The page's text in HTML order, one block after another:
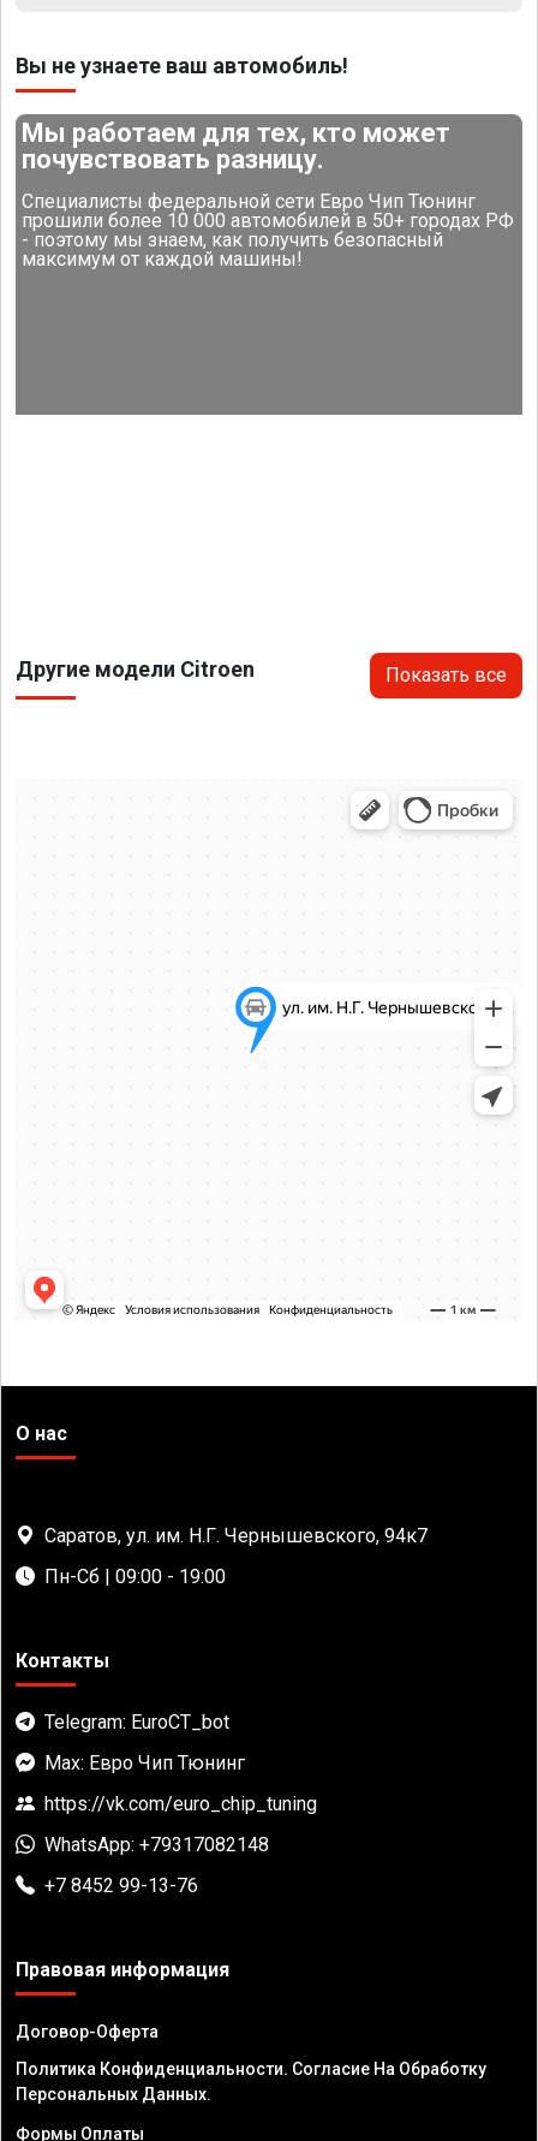
Вы не узнаете ваш автомобиль!
Мы работаем для тех, кто может
почувствовать разницу.
Специалисты федеральной сети Евро Чип Тюнинг
прошили более 10 000 автомобилей в 50+ городах РФ
- поэтому мы знаем, как получить безопасный
максимум от каждой машины!
Другие модели Citroen Показать все
О нас
Саратов, ул. им. Н.Г. Чернышевского, 94к7
Пн-Сб | 09:00 - 19:00
Контакты
Telegram: EuroCT_bot
Max: Евро Чип Тюнинг
https://vk.com/euro_chip_tuning
WhatsApp: +79317082148
+7 8452 99-13-76
Правовая информация
Договор-Оферта
Политика Конфиденциальности. Согласие На Обработку
Персональных Данных.
Формы Оплаты